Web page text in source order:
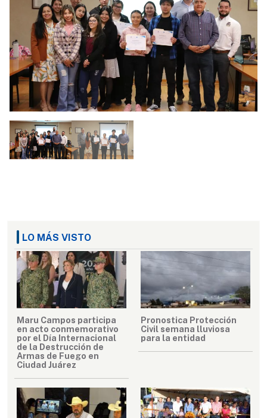
LO MÁS VISTO
Maru Campos participa
en acto conmemorativo
por el Día Internacional
de la Destrucción de
Armas de Fuego en
Ciudad Juárez
Pronostica Protección
Civil semana lluviosa
para la entidad